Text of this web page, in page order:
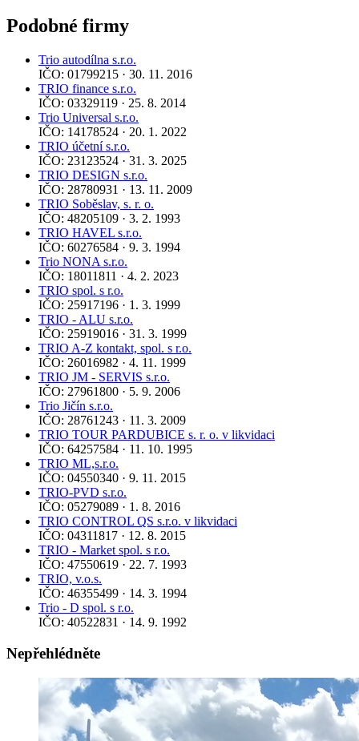
Podobné firmy
Trio autodílna s.r.o.
IČO: 01799215 · 30. 11. 2016
TRIO finance s.r.o.
IČO: 03329119 · 25. 8. 2014
Trio Universal s.r.o.
IČO: 14178524 · 20. 1. 2022
TRIO účetní s.r.o.
IČO: 23123524 · 31. 3. 2025
TRIO DESIGN s.r.o.
IČO: 28780931 · 13. 11. 2009
TRIO Soběslav, s. r. o.
IČO: 48205109 · 3. 2. 1993
TRIO HAVEL s.r.o.
IČO: 60276584 · 9. 3. 1994
Trio NONA s.r.o.
IČO: 18011811 · 4. 2. 2023
TRIO spol. s r.o.
IČO: 25917196 · 1. 3. 1999
TRIO - ALU s.r.o.
IČO: 25919016 · 31. 3. 1999
TRIO A-Z kontakt, spol. s r.o.
IČO: 26016982 · 4. 11. 1999
TRIO JM - SERVIS s.r.o.
IČO: 27961800 · 5. 9. 2006
Trio Jičín s.r.o.
IČO: 28761243 · 11. 3. 2009
TRIO TOUR PARDUBICE s. r. o. v likvidaci
IČO: 64257584 · 11. 10. 1995
TRIO ML,s.r.o.
IČO: 04550340 · 9. 11. 2015
TRIO-PVD s.r.o.
IČO: 05279089 · 1. 8. 2016
TRIO CONTROL QS s.r.o. v likvidaci
IČO: 04311817 · 12. 8. 2015
TRIO - Market spol. s r.o.
IČO: 47550619 · 22. 7. 1993
TRIO, v.o.s.
IČO: 46355499 · 14. 3. 1994
Trio - D spol. s r.o.
IČO: 40522831 · 14. 9. 1992
Nepřehlédněte